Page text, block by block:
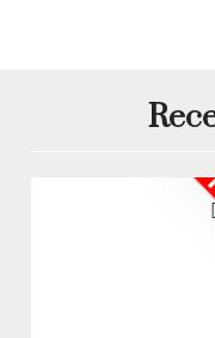
1. Pregatirea
apoi se utilizeaza
luciul natural al